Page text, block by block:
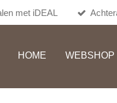
met iDEAL
HOME WEBSHOP